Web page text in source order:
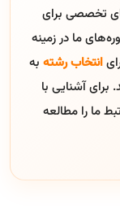
تخصصی برای
ما در زمینه
انتخاب رشته به
آشنایی با
ما را مطالعه